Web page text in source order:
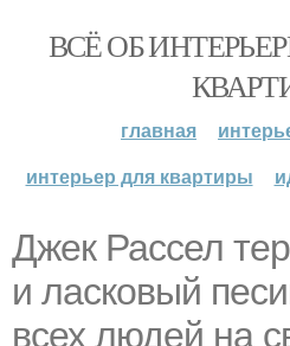
ВСЁ ОБ
главная
интерьер для квартиры
Джек Рассел
и ласковый
всех людей на